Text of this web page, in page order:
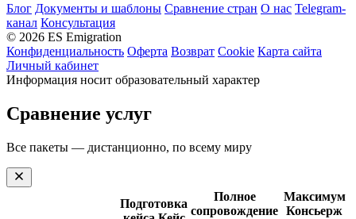
Блог Документы и шаблоны Сравнение стран О нас Telegram-
канал Консультация
© 2026 ES Emigration
Конфиденциальность Оферта Возврат Cookie Карта сайта
Личный кабинет
Информация носит образовательный характер
Сравнение услуг
Все пакеты — дистанционно, по всему миру
Подготовка
Полное
сопровождение
Максимум
Консьерж